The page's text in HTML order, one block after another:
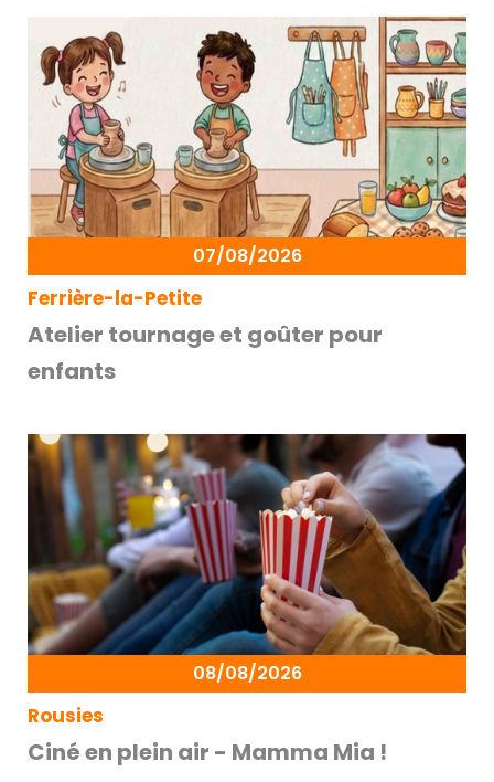
07/08/2026
Ferrière-la-Petite
Atelier tournage et goûter pour
enfants
08/08/2026
Rousies
Ciné en plein air - Mamma Mia !